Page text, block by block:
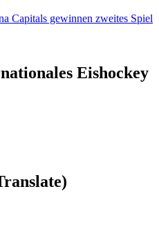
Capitals gewinnen zweites Spiel
Eishockey